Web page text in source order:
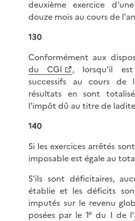
deuxième exercice
douze mois au cours de
130
Conformément aux
du CGI
, lorsqu'il
successifs au cours de
résultats en sont
l'impôt dû au titre de
140
Si les exercices arrêtés
imposable est égale au
S'ils sont déficitaires,
établie et les déficits
imputés sur le revenu
posées par le 1° du I de l'